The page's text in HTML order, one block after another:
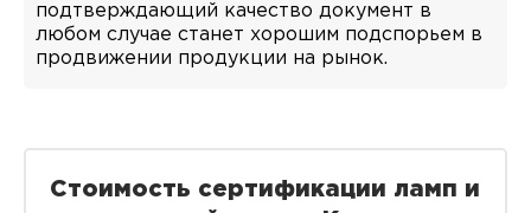
подтверждающий качество документ в
любом случае станет хорошим подспорьем в
продвижении продукции на рынок.
Стоимость сертификации ламп и